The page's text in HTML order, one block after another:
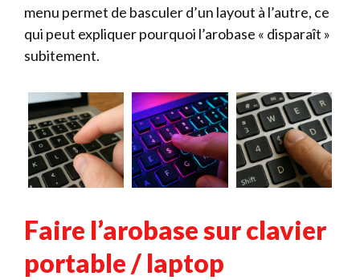
menu permet de basculer d’un layout à l’autre, ce
qui peut expliquer pourquoi l’arobase « disparaît »
subitement.
Faire l’arobase sur clavier
portable / laptop